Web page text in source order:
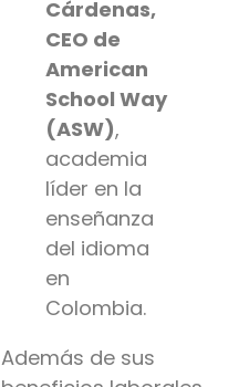
Cárdenas,
CEO de
American
School Way
(ASW),
academia
líder en la
enseñanza
del idioma
en
Colombia.
Además de sus